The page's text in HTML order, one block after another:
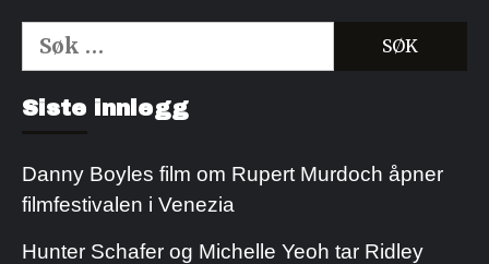
Søk
etter:
Siste innlegg
Danny Boyles film om Rupert Murdoch åpner
filmfestivalen i Venezia
Hunter Schafer og Michelle Yeoh tar Ridley